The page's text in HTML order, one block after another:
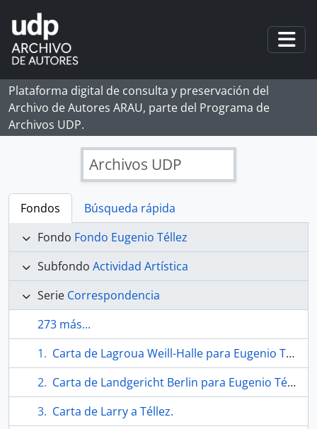
Skip to main content
Plataforma digital de consulta y preservación del
Archivo de Autores ARAU, parte del Programa de
Archivos UDP.
Archivos UDP
Fondos
Búsqueda rápida
Fondo Fondo Eugenio Téllez
Subfondo Actividad Artística
Serie Correspondencia
273 más...
Carta de Lagroua Weill-Halle para Eugenio Téllez.
Carta de Landgericht Berlin para Eugenio Téllez.
Carta de Larry a Téllez.